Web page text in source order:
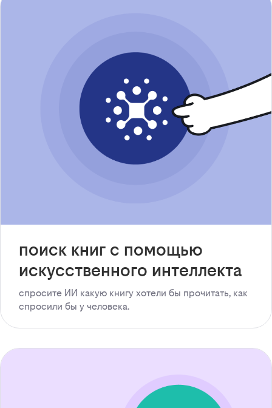
поиск книг с помощью
искусственного интеллекта
спросите ИИ какую книгу хотели бы прочитать, как
спросили бы у человека.